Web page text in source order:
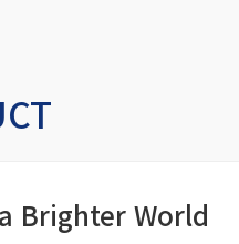
Brighter World